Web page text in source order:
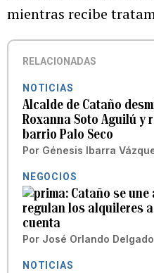
mientras recibe
RELACIONADAS
NOTICIAS
Alcalde de Cataño
Roxanna Soto Aguilú y
barrio Palo Seco
Por Génesis Ibarra
NEGOCIOS
Cataño se
regulan los alquileres
cuenta
Por José Orlando
NOTICIAS